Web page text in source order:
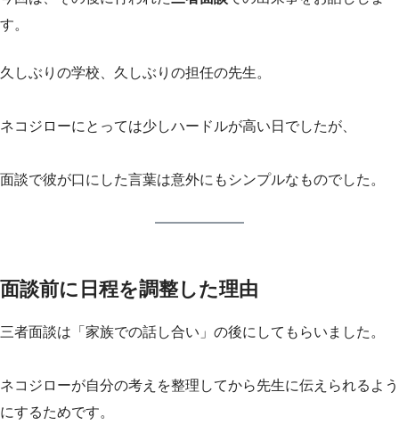
す。
久しぶりの学校、久しぶりの担任の先生。
ネコジローにとっては少しハードルが高い日でしたが、
面談で彼が口にした言葉は意外にもシンプルなものでした。
面談前に日程を調整した理由
三者面談は「家族での話し合い」の後にしてもらいました。
ネコジローが自分の考えを整理してから先生に伝えられるよう
にするためです。